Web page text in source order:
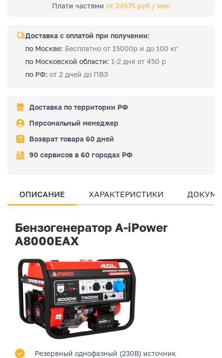
Плати частями от 24575 руб / мес
Доставка с оплатой при получении:
по Москве: Бесплатно от 15000р и до 100 кг
по Московской области: 1-2 дня от 450 р
по РФ: от 2 дней до ПВЗ
Доставка по территории РФ
Персональный менеджер
Возврат товара 60 дней
90 сервисов в 60 городах РФ
ОПИСАНИЕ ХАРАКТЕРИСТИКИ
Бензогенератор A-iPower
A8000EAX
Резервный однофазный (230В) источник